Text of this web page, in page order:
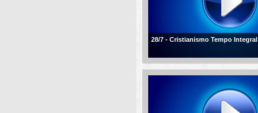
28/7 - Cristianismo Tempo Integral